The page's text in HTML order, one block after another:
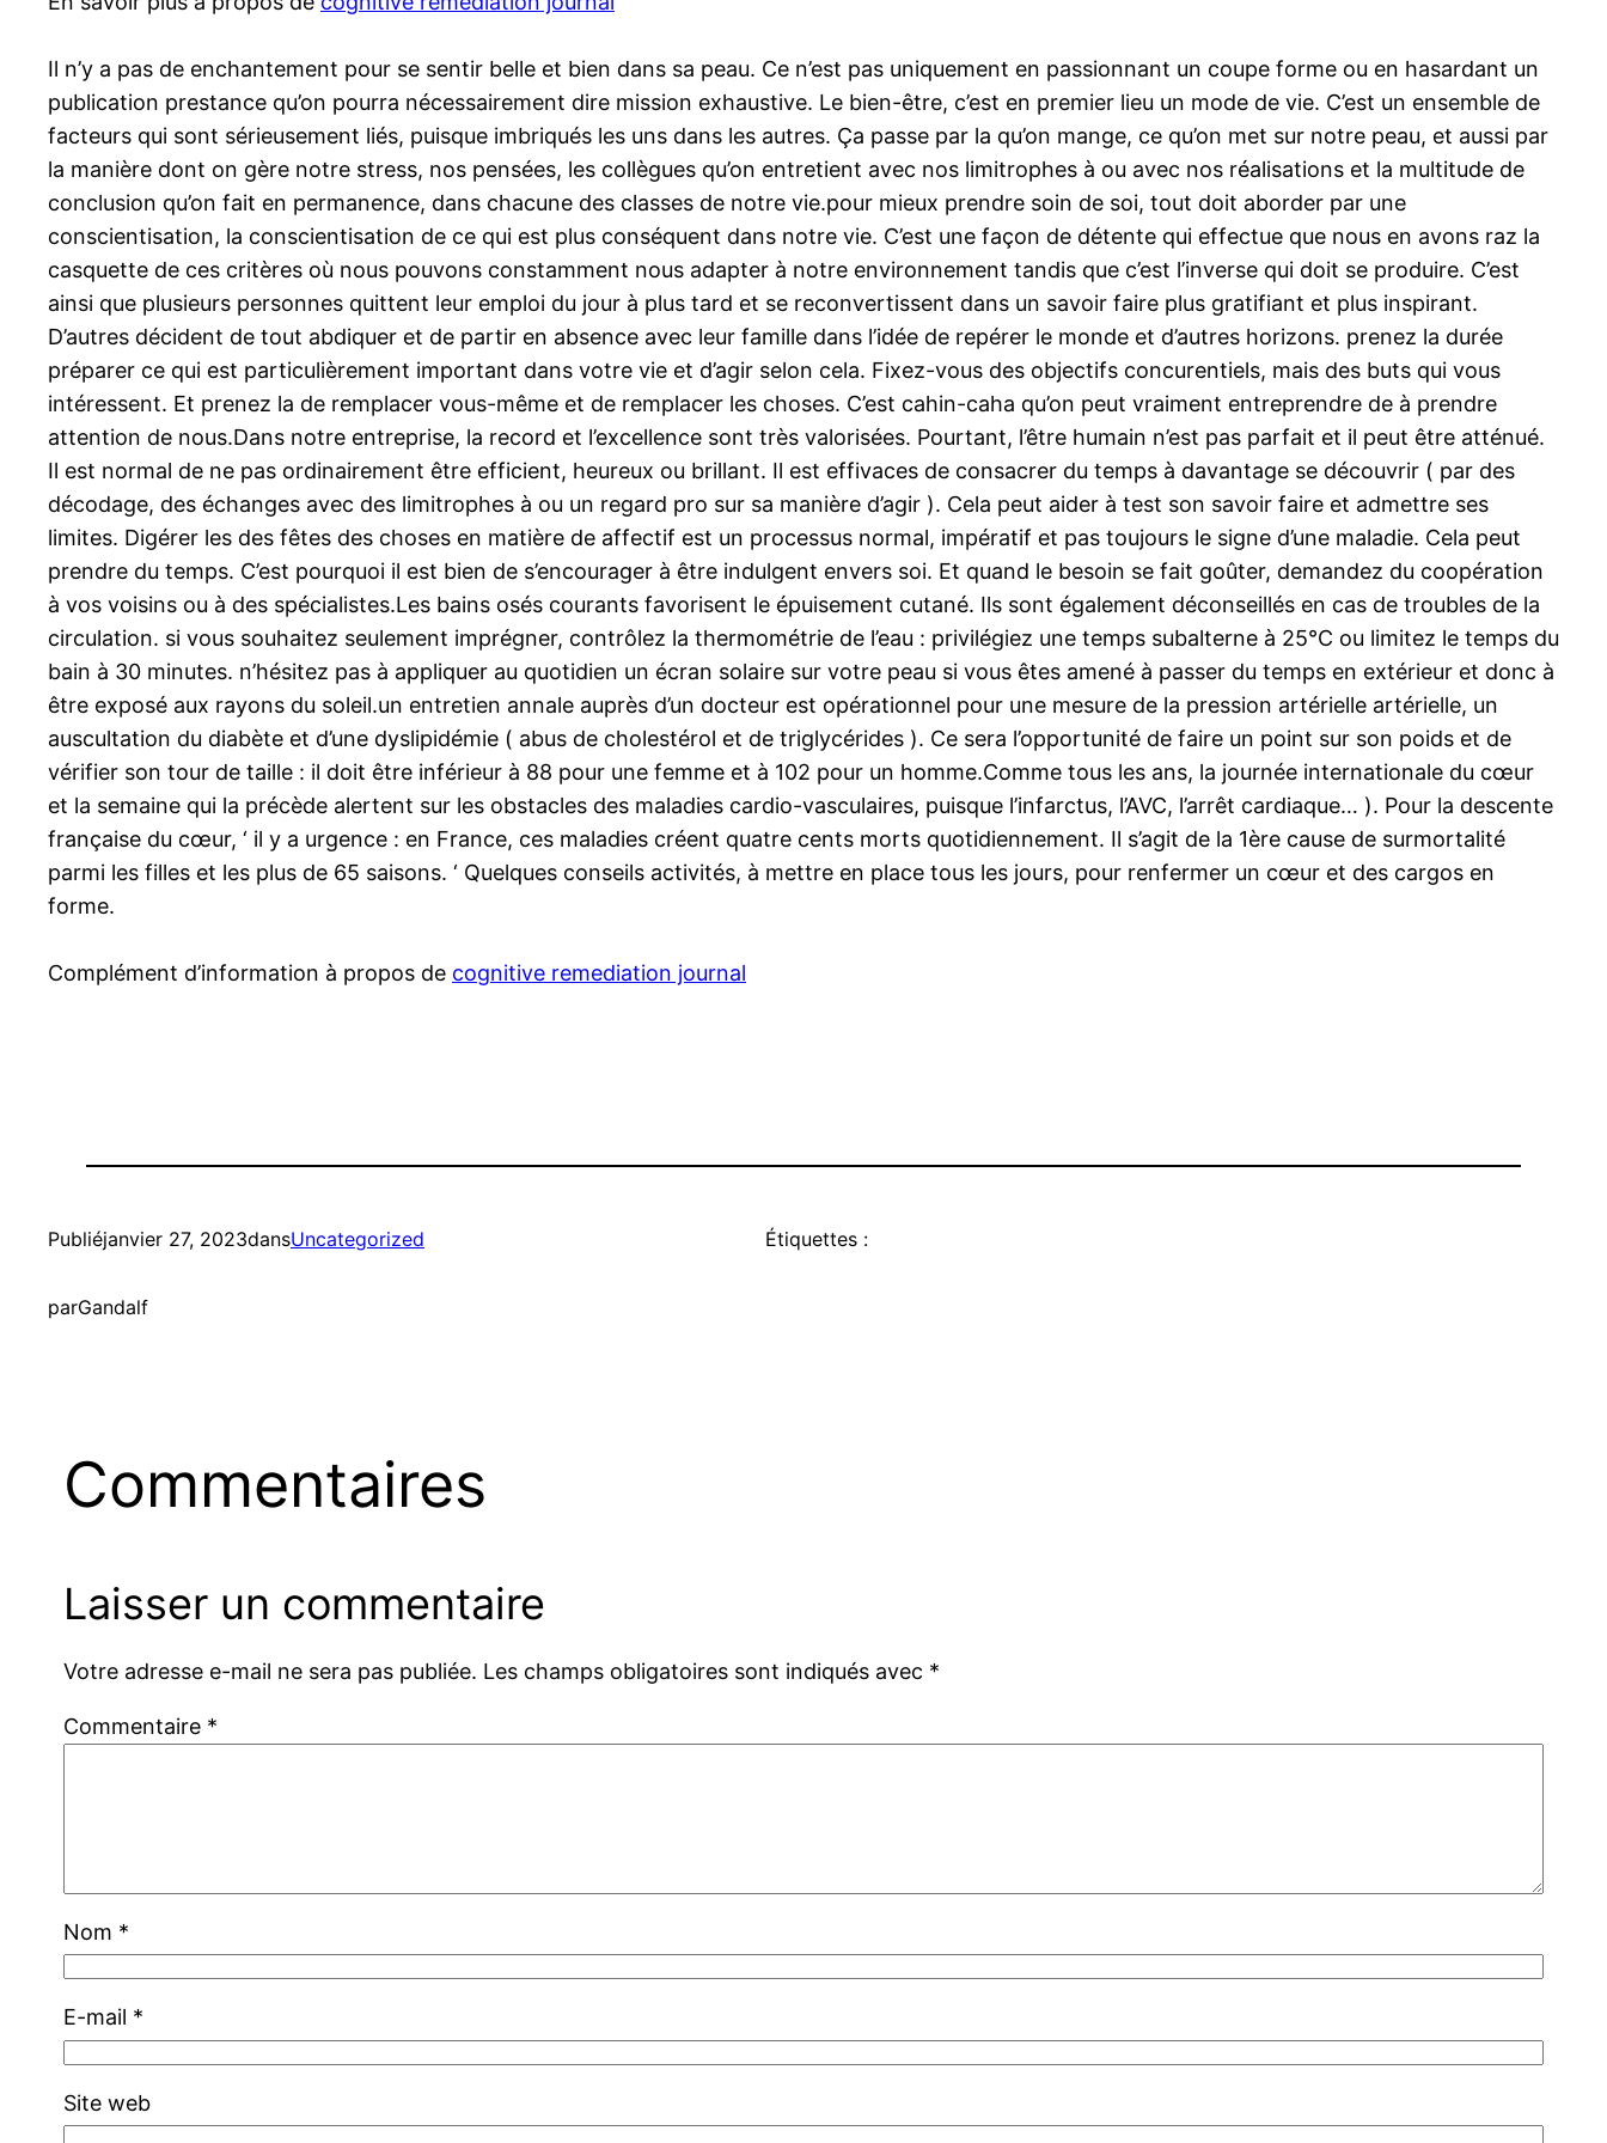
Il n’y a pas de enchantement pour se sentir belle et bien dans sa peau. Ce n’est pas uniquement en passionnant un coupe forme ou en hasardant un
publication prestance qu’on pourra nécessairement dire mission exhaustive. Le bien-être, c’est en premier lieu un mode de vie. C’est un ensemble de
facteurs qui sont sérieusement liés, puisque imbriqués les uns dans les autres. Ça passe par la qu’on mange, ce qu’on met sur notre peau, et aussi par
la manière dont on gère notre stress, nos pensées, les collègues qu’on entretient avec nos limitrophes à ou avec nos réalisations et la multitude de
conclusion qu’on fait en permanence, dans chacune des classes de notre vie.pour mieux prendre soin de soi, tout doit aborder par une
conscientisation, la conscientisation de ce qui est plus conséquent dans notre vie. C’est une façon de détente qui effectue que nous en avons raz la
casquette de ces critères où nous pouvons constamment nous adapter à notre environnement tandis que c’est l’inverse qui doit se produire. C’est
ainsi que plusieurs personnes quittent leur emploi du jour à plus tard et se reconvertissent dans un savoir faire plus gratifiant et plus inspirant.
D’autres décident de tout abdiquer et de partir en absence avec leur famille dans l’idée de repérer le monde et d’autres horizons. prenez la durée
préparer ce qui est particulièrement important dans votre vie et d’agir selon cela. Fixez-vous des objectifs concurentiels, mais des buts qui vous
intéressent. Et prenez la de remplacer vous-même et de remplacer les choses. C’est cahin-caha qu’on peut vraiment entreprendre de à prendre
attention de nous.Dans notre entreprise, la record et l’excellence sont très valorisées. Pourtant, l’être humain n’est pas parfait et il peut être atténué.
Il est normal de ne pas ordinairement être efficient, heureux ou brillant. Il est effivaces de consacrer du temps à davantage se découvrir ( par des
décodage, des échanges avec des limitrophes à ou un regard pro sur sa manière d’agir ). Cela peut aider à test son savoir faire et admettre ses
limites. Digérer les des fêtes des choses en matière de affectif est un processus normal, impératif et pas toujours le signe d’une maladie. Cela peut
prendre du temps. C’est pourquoi il est bien de s’encourager à être indulgent envers soi. Et quand le besoin se fait goûter, demandez du coopération
à vos voisins ou à des spécialistes.Les bains osés courants favorisent le épuisement cutané. Ils sont également déconseillés en cas de troubles de la
circulation. si vous souhaitez seulement imprégner, contrôlez la thermométrie de l’eau : privilégiez une temps subalterne à 25°C ou limitez le temps du
bain à 30 minutes. n’hésitez pas à appliquer au quotidien un écran solaire sur votre peau si vous êtes amené à passer du temps en extérieur et donc à
être exposé aux rayons du soleil.un entretien annale auprès d’un docteur est opérationnel pour une mesure de la pression artérielle artérielle, un
auscultation du diabète et d’une dyslipidémie ( abus de cholestérol et de triglycérides ). Ce sera l’opportunité de faire un point sur son poids et de
vérifier son tour de taille : il doit être inférieur à 88 pour une femme et à 102 pour un homme.Comme tous les ans, la journée internationale du cœur
et la semaine qui la précède alertent sur les obstacles des maladies cardio-vasculaires, puisque l’infarctus, l’AVC, l’arrêt cardiaque… ). Pour la descente
française du cœur, ‘ il y a urgence : en France, ces maladies créent quatre cents morts quotidiennement. Il s’agit de la 1ère cause de surmortalité
parmi les filles et les plus de 65 saisons. ‘ Quelques conseils activités, à mettre en place tous les jours, pour renfermer un cœur et des cargos en
forme.
Complément d’information à propos de cognitive remediation journal
Publiéjanvier 27, 2023dansUncategorized
parGandalf
Étiquettes :
Commentaires
Laisser un commentaire
Votre adresse e-mail ne sera pas publiée. Les champs obligatoires sont indiqués avec *
Commentaire *
Nom *
E-mail *
Site web